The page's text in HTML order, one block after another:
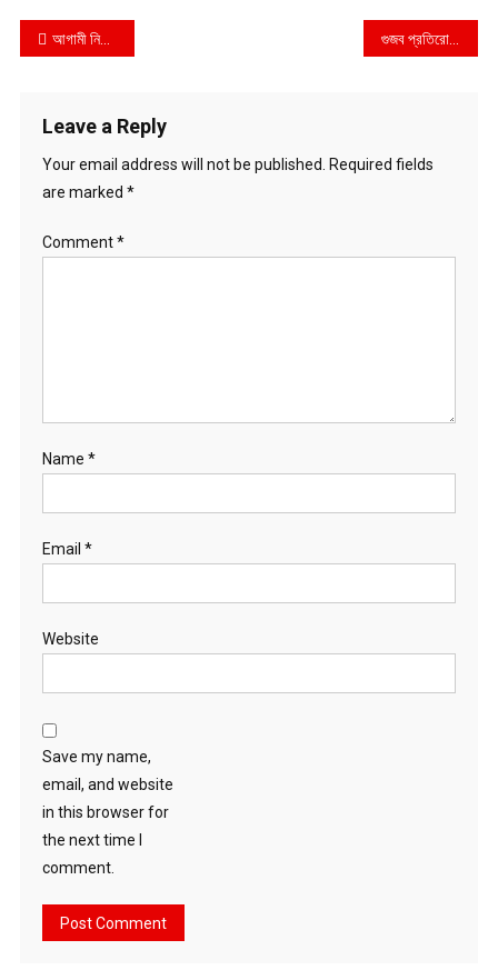
Post
আগামী নির্বাচন অবাধ ও সুষ্ঠু হবে- প্রধানমন্ত্রী শেখ হাসিনা
Leave a Reply
Your email address will not be published.
Required fields
are marked *
Comment*
Name *
Email *
Website
Save my name,
email, and website
in this browser for
the next time I
comment.